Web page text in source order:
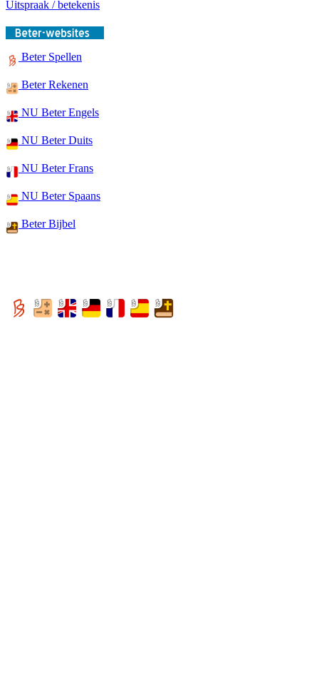
Uitspraak / betekenis
Beter Spellen
Beter Rekenen
NU Beter Engels
NU Beter Duits
NU Beter Frans
NU Beter Spaans
Beter Bijbel